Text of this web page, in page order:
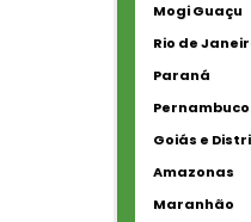
Mogi Guaçu
Rio de
Paraná
Pernambuco
Goiás e
Amazonas
Maranhão